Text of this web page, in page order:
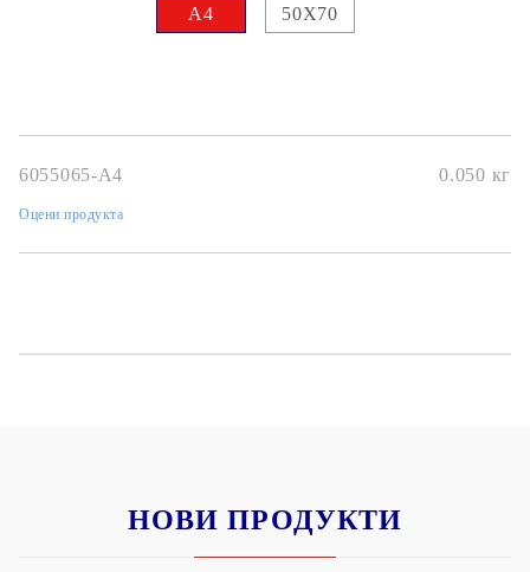
A4 50X70
6055065-A4 0.050 кг
Оцени продукта
НОВИ ПРОДУКТИ